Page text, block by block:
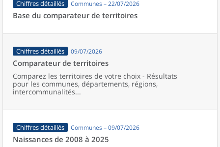
Chiffres détaillés Communes – 22/07/2026
Base du comparateur de territoires
Chiffres détaillés 09/07/2026
Comparateur de territoires
Comparez les territoires de votre choix - Résultats
pour les communes, départements, régions,
intercommunalités...
Chiffres détaillés Communes – 09/07/2026
Naissances de 2008 à 2025